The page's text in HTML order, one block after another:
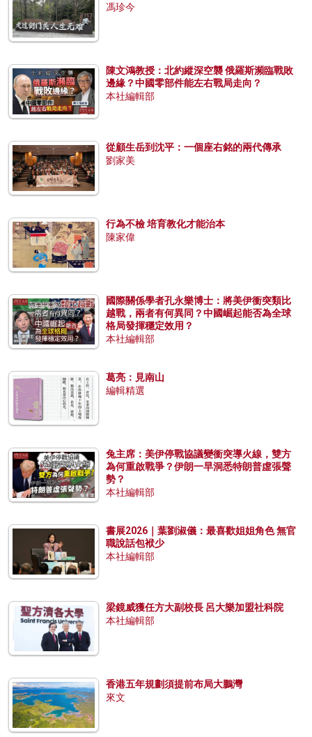
馮珍今
陳文鴻教授：北約縱深空襲 俄羅斯瀕臨戰敗
邊緣？中國零部件能左右戰局走向？
本社編輯部
從顧生岳到沈平：一個座右銘的兩代傳承
劉家美
行為不檢 培育教化才能治本
陳家偉
國際關係學者孔永樂博士：將美伊衝突類比
越戰，兩者有何異同？中國崛起能否為全球
格局發揮穩定效用？
本社編輯部
葛亮：見南山
編輯精選
兔主席：美伊停戰協議變衝突導火線，雙方
為何重啟戰爭？伊朗一早洞悉特朗普虛張聲
勢？
本社編輯部
書展2026｜葉劉淑儀：最喜歡姐姐角色 無官
職說話包袱少
本社編輯部
梁鏡威獲任方大副校長 呂大樂加盟社科院
本社編輯部
香港五年規劃須提前布局大鵬灣
來文